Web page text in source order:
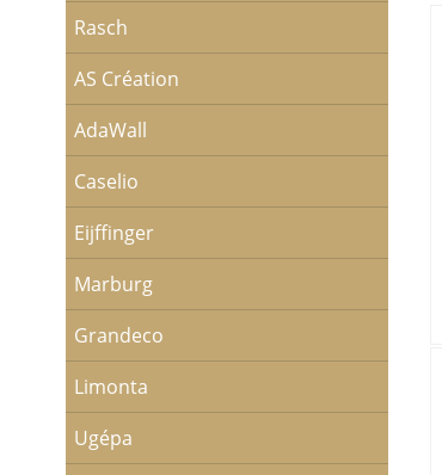
Rasch
AS Création
AdaWall
Caselio
Eijffinger
Marburg
Grandeco
Limonta
Ugépa